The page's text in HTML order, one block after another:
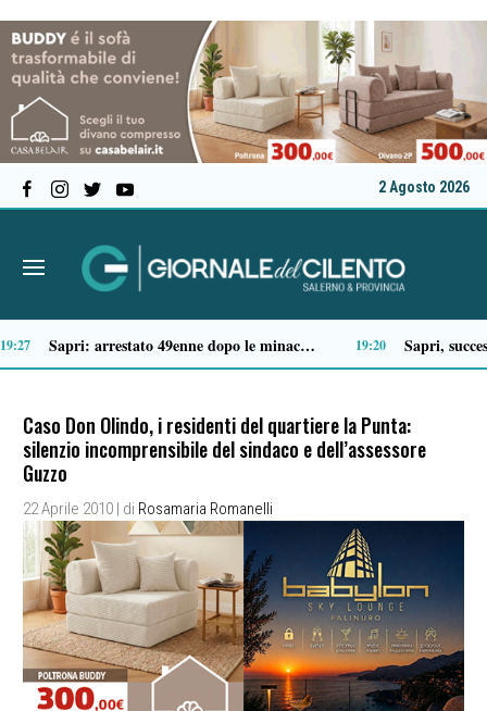
2 Agosto 2026
Tragico incidente sulla Cilentana: muore motociclista di 37 anni
Caso Don Olindo, i residenti del quartiere la Punta:
silenzio incomprensibile del sindaco e dell’assessore
Guzzo
22 Aprile 2010 | di Rosamaria Romanelli